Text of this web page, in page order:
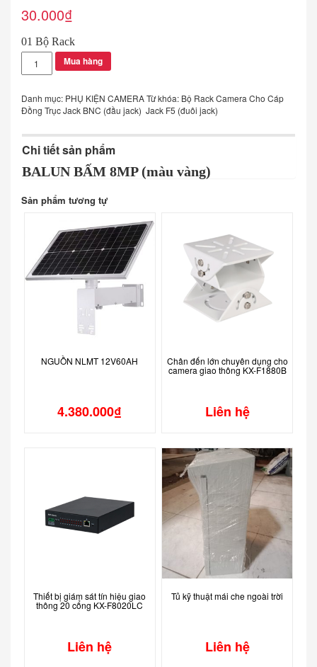
30.000₫
01 Bộ Rack
BALUN
BẤM
(màu
vàng)
lượng
Mua hàng
Danh mục: PHỤ KIỆN CAMERATừ khóa: Bộ Rack Camera Cho Cáp
Đồng Trục Jack BNC (đầu jack) Jack F5 (đuôi jack)
Chi tiết sản phẩm
BALUN BẤM 8MP (màu vàng)
Sản phẩm tương tự
NGUỒN NLMT 12V60AH
4.380.000₫
Chân đến lớn chuyên dụng cho
camera giao thông KX-F1880B
Liên hệ
Thiết bị giám sát tín hiệu giao
thông 20 cổng KX-F8020LC
Liên hệ
Tủ kỹ thuật mái che ngoài trời
Liên hệ